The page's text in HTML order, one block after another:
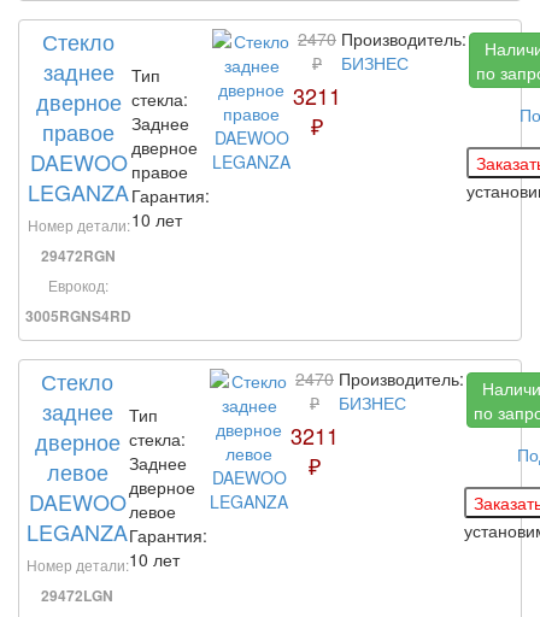
Стекло
заднее
дверное
правое
DAEWOO
LEGANZA
Номер детали:
29472RGN
Еврокод:
3005RGNS4RD
Тип
стекла:
Заднее
дверное
правое
Гарантия:
10 лет
2470
₽
3211
₽
Производитель:
БИЗНЕС
по
Стекло
заднее
дверное
левое
DAEWOO
LEGANZA
Номер детали:
29472LGN
Тип
стекла:
Заднее
дверное
левое
Гарантия:
10 лет
2470
₽
3211
₽
Производитель:
БИЗНЕС
по